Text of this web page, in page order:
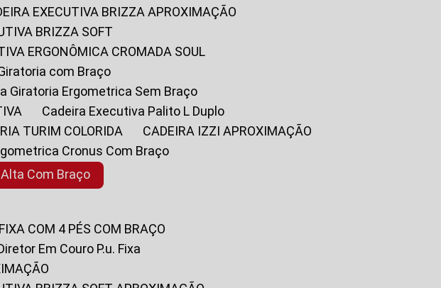
EXECUTIVA BRIZZA APROXIMAÇÃO
BRIZZA SOFT
ERGONÔMICA CROMADA SOUL
com Braço
Giratoria Ergometrica Sem Braço
Cadeira Executiva Palito L Duplo
TURIM COLORIDA
CADEIRA IZZI APROXIMAÇÃO
Cronus Com Braço
Com Braço
COM 4 PÉS COM BRAÇO
Em Couro P.u. Fixa